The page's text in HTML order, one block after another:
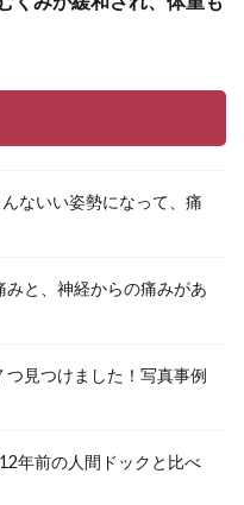
ないい姿勢になって、痛
と、神経からの痛みがあ
見つけました！写真事例
年前の人間ドックと比べ